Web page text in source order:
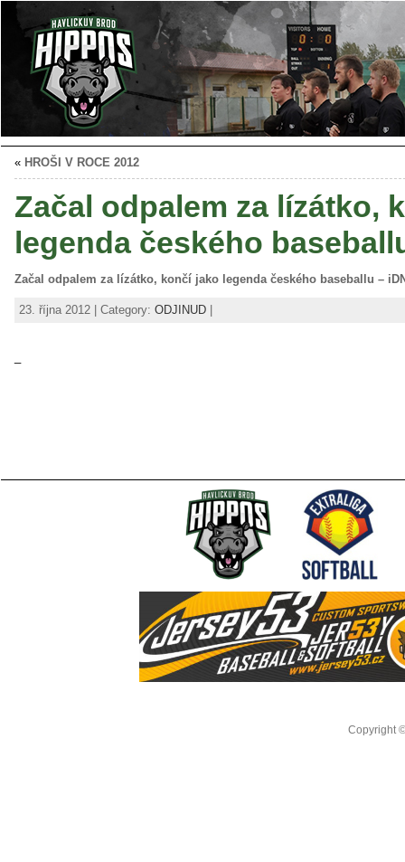
« HROŠI V ROCE 2012
Začal odpalem za lízátko,
legenda českého
Začal odpalem za lízátko, končí jako legenda českého baseballu –
23. října 2012 | Category: ODJINUD |
Copyright